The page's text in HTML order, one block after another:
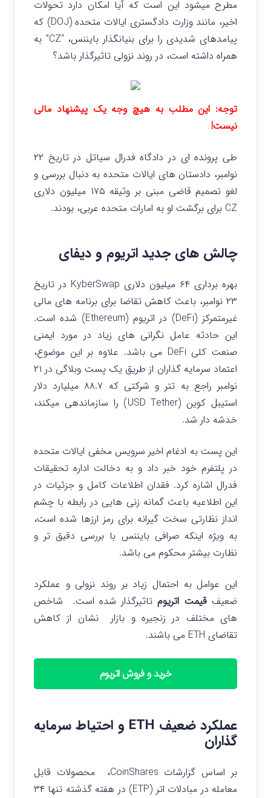
مطرح میشود این است که آیا امکان دارد تحولات
اخیر، مانند وزارت دادگستری ایالات متحده (DOJ) که
پیامدهای شدیدی را برای بنیانگذار بایننس، “CZ” به
همراه داشته است، در روند نزولی تاثیرگذار باشد؟
توجه: این مطلب به هیچ وجه یک پیشنهاد مالی
نیست!
طی پرونده ای در دادگاه فدرال سیاتل در تاریخ ۲۲
نوامبر، دادستان های ایالات متحده به دنبال بررسی و
لغو تصمیم قاضی مبنی بر وثیقه ۱۷۵ میلیون دلاری
CZ برای برگشت او به امارات متحده عربی، بودند.
چالش های جدید اتریوم و دیفای
بهره برداری ۶۴ میلیون دلاری KyberSwap در تاریخ
۲۳ نوامبر، باعث کاهش تقاضا برای برنامه های مالی
غیرمتمرکز (DeFi) در اتریوم (Ethereum) شده است.
این حادثه عامل نگرانی های زیاد در مورد ایمنی
صنعت کلی DeFi می باشد.
علاوه بر این موضوع،
اعتماد سرمایه گذاران از طریق یک پست وبلاگی در ۲۱
نوامبر راجع به تتر و شرکتی که ۸۸.۷ میلیارد دلار
استیبل کوین (USD Tether) را سازماندهی میکند،
خدشه دار شد.
این پست به ادغام اخیر سرویس مخفی ایالات متحده
در پلتفرم خود خبر داد و به دخالت اداره تحقیقات
فدرال اشاره کرد. فقدان اطلاعات کامل و جزئیات در
این اطلاعیه باعث گمانه زنی هایی در رابطه با چشم
انداز نظارتی سخت گیرانه برای رمز ارزها شده است،
به ویژه اینکه صرافی بایننس با بررسی دقیق تر و
نظارت بیشتر محکوم می باشد.
این عوامل به احتمال زیاد بر روند نزولی و عملکرد
ضعیفقیمت اتریومتاثیرگذار شده است. شاخص
های مختلف در زنجیره و بازار نشان از کاهش
تقاضای ETH می باشند.
خرید و فروش اتریوم
عملکرد ضعیف ETH و احتیاط سرمایه
گذاران
بر اساس گزارشات CoinShares، محصولات قابل
معامله در مبادلات اتر (ETP) در هفته گذشته تنها ۳۴